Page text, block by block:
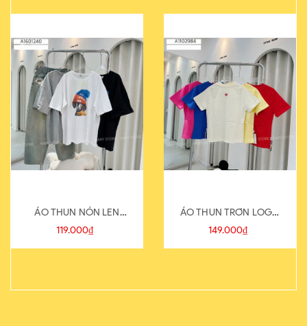
ÁO THUN NÓN LEN
821-1
119.000₫
ÁO THUN TRƠN LOGO
SAU
149.000₫